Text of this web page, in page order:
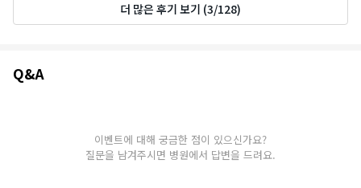
더 많은 후기 보기 (3/128)
Q&A
이벤트에 대해 궁금한 점이 있으신가요?
질문을 남겨주시면 병원에서 답변을 드려요.